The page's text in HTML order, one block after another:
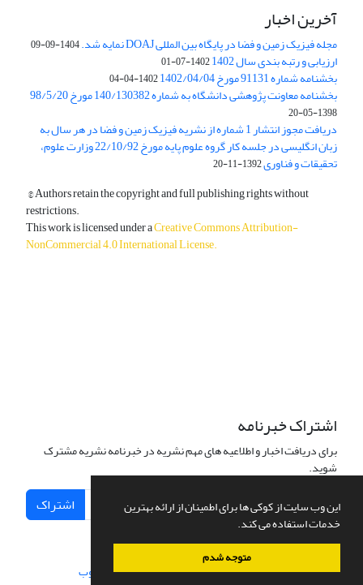
این وب سایت از کوکی ها برای اطمینان از ارائه بهترین
خدمات استفاده می کند.
متوجه شدم
آخرین اخبار
مجله فیزیک زمین و فضا در پایگاه بین المللی DOAJ نمایه شد. 1404-09-09
ارزیابی و رتبه بندی سال 1402 1402-07-01
بخشنامه شماره 91131 مورخ 1402/04/04 1402-04-04
بخشنامه معاونت پژوهشی دانشگاه به شماره 140/130382 مورخ 98/5/20
1398-05-20
دریافت مجوز انتشار 1 شماره از نشریه فیزیک زمین و فضا در هر سال به
زبان انگلیسی در جلسه کار گروه علوم پایه مورخ 22/10/92 وزارت علوم،
تحقیقات و فناوری1392-11-20
© Authors retain the copyright and full publishing rights without
restrictions.
This work is licensed under aCreative Commons Attribution-
NonCommercial 4.0 International License.
اشتراک خبرنامه
برای دریافت اخبار و اطلاعیه های مهم نشریه در خبرنامه نشریه مشترک
شوید.
اشتراک
سامانه مدیریت نشریات علمی.طراحی و پیاده سازی از سیناوب